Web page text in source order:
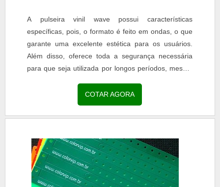
A pulseira vinil wave possui características
específicas, pois, o formato é feito em ondas, o que
garante uma excelente estética para os usuários.
Além disso, oferece toda a segurança necessária
para que seja utilizada por longos períodos, mesmo
QUE SÃO PULSEIRAS VINIL WAVEA trava de
segurança é a mesma dos demais modelos das
pulseiras de vinil, pois, o fechamento é realizado
COTAR AGORA